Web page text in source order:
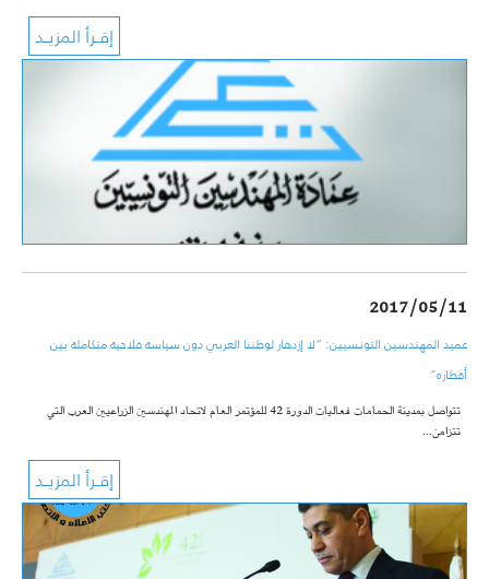
2017/05/11
عميد المهندسين التونسيين: “لا إزدهار لوطننا العربي دون سياسة فلاحية متكاملة بين
أقطاره”
تتواصل بمدينة الحمامات فعاليات الدورة 42 للمؤتمر العام لاتحاد المهندسين الزراعيين العرب التي
تتزامن…